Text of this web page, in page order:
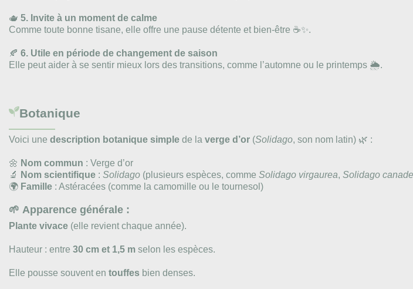
🫖 5. Invite à un moment de calme
Comme toute bonne tisane, elle offre une pause détente et bien-être ☕✨.
🍂 6. Utile en période de changement de saison
Elle peut aider à se sentir mieux lors des transitions, comme l’automne ou le printemps 🌦️.
Botanique
Voici une description botanique simple de la verge d’or (Solidago, son nom latin) 🌿 :
🌼 Nom commun : Verge d’or
🔬
Nom scientifique : Solidago (plusieurs espèces, comme Solidago virgaurea, Solidago
🌍 Famille : Astéracées (comme la camomille ou le tournesol)
🌱 Apparence générale :
Plante vivace (elle revient chaque année).
Hauteur : entre 30 cm et 1,5 m selon les espèces.
Elle pousse souvent en touffes bien denses.